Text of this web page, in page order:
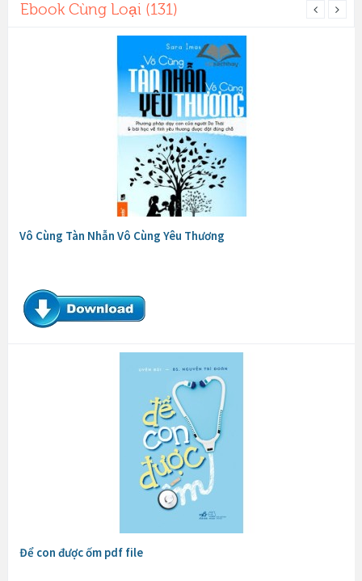
Ebook Cùng Loại (131)
Vô Cùng Tàn Nhẫn Vô Cùng Yêu Thương
Để con được ốm pdf file